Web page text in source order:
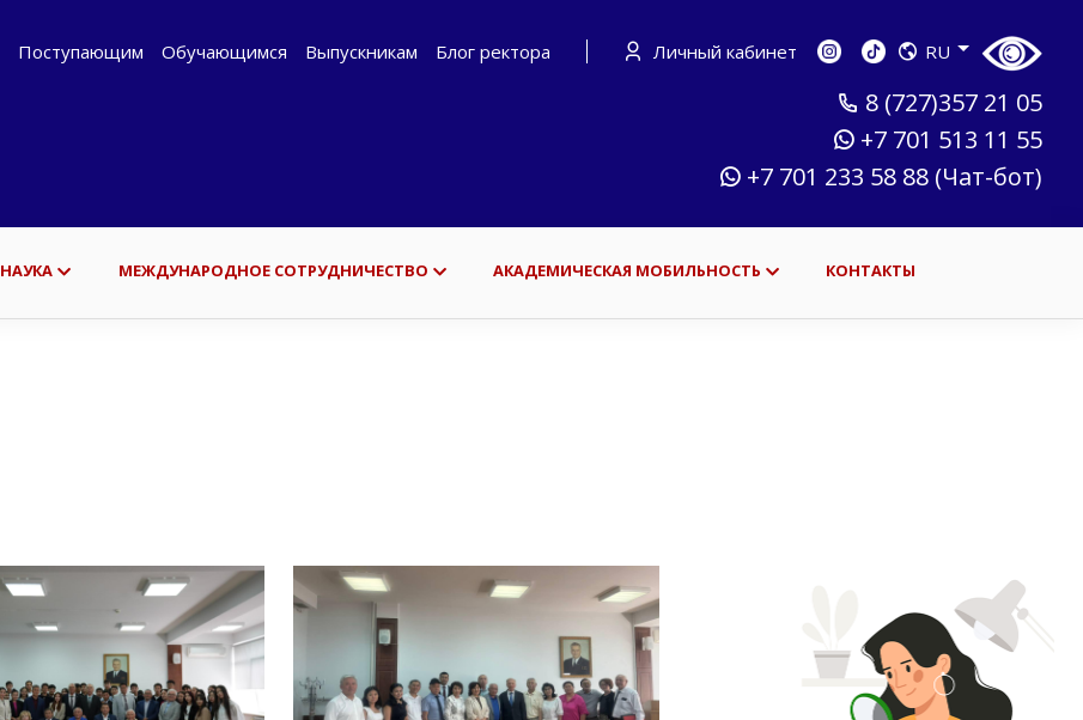
Поступающим Обучающимся Выпускникам Блог ректора Личный кабинет RU
8 (727)357 21 05
+7 701 513 11 55
+7 701 233 58 88 (Чат-бот)
НАУКА МЕЖДУНАРОДНОЕ СОТРУДНИЧЕСТВО АКАДЕМИЧЕСКАЯ МОБИЛЬНОСТЬ КОНТАКТЫ